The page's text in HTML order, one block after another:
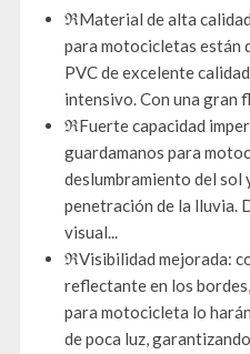
ℜMaterial de alta
para motocicletas están
PVC de excelente
intensivo. Con una gran
ℜFuerte capacidad
guardamanos para
deslumbramiento del sol
penetración de la lluvia.
visual...
ℜVisibilidad mejorada:
reflectante en los
para motocicleta lo
de poca luz,